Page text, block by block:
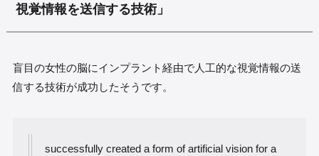
視覚情報を送信する技術」
盲目の女性の脳にインプラント経由で人工的な視覚情報の送
信する技術が成功したそうです。
successfully created a form of artificial vision for a